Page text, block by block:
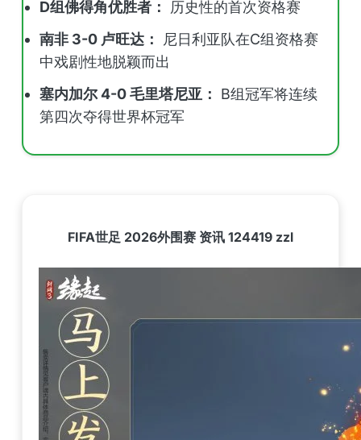
D组佛得角优胜者：
历史性的首次资格赛
南非 3-0 卢旺达：
尼日利亚队在C组资格赛
中戏剧性地脱颖而出
塞内加尔 4-0 毛里塔尼亚：
B组冠军将连续
第四次夺得世界杯冠军
FIFA世足 2026外围赛 资讯 124419 zzl